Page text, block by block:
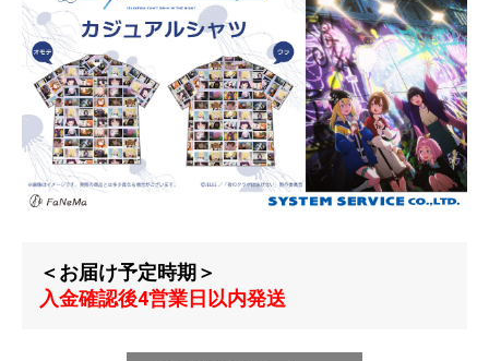
＜お届け予定時期＞
入金確認後4営業日以内発送